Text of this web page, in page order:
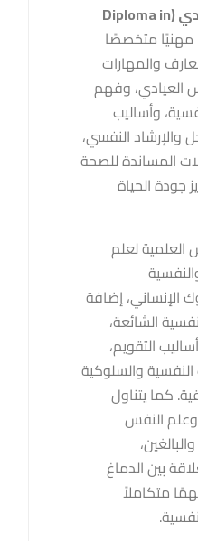
دبلوم علم النفس العيادي (Diploma in
مهنيًا متخصصًا
والمهارات
العيادي، وفهم
وأساليب
والإرشاد النفسي،
المساندة للصحة
جودة الحياة
العلمية لعلم
الإنساني، إضافة
الشائعة،
التقويم،
والسلوكية
كما يتناول
وعلم النفس
بين الدماغ
متكاملاً